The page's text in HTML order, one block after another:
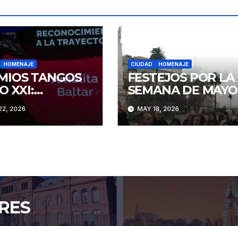
HOMENAJE
TANGOS
XXI:
EDICIÓN
2026
CIUDAD HOMENAJE
FESTEJOS POR LA
SEMANA DE MAYO
MAY 18, 2026